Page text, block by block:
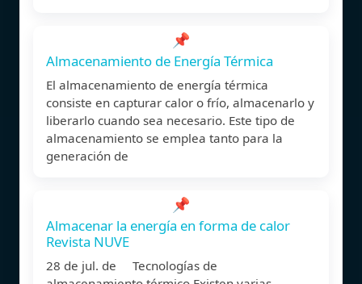
📌
Almacenamiento de Energía Térmica
El almacenamiento de energía térmica
consiste en capturar calor o frío, almacenarlo y
liberarlo cuando sea necesario. Este tipo de
almacenamiento se emplea tanto para la
generación de
📌
Almacenar la energía en forma de calor
Revista NUVE
28 de jul. de Tecnologías de